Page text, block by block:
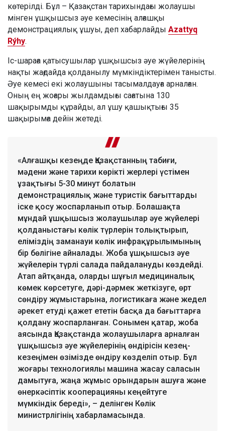
көтерілді. Бұл – Қазақстан тарихындағы жолаушы
мінген ұшқышсыз әуе кемесінің алғашқы
демонстрациялық ұшуы, деп хабарлайды Azattyq
Rýhy.
Іс-шараға қатысушылар ұшқышсыз әуе жүйелерінің
нақты жағдайда қолданылу мүмкіндіктерімен танысты.
Әуе кемесі екі жолаушыны тасымалдауға арналған.
Оның ең жоғары жылдамдығы сағатына 130
шақырымды құрайды, ал ұшу қашықтығы 35
шақырымға дейін жетеді.
«Алғашқы кезеңде Қазақстанның табиғи,
мәдени және тарихи көрікті жерлері үстімен
ұзақтығы 5-30 минут болатын
демонстрациялық және туристік бағыттарды
іске қосу жоспарланып отыр. Болашақта
мұндай ұшқышсыз жолаушылар әуе жүйелері
қолданыстағы көлік түрлерін толықтырып,
еліміздің заманауи көлік инфрақұрылымының
бір бөлігіне айналады. Жоба ұшқышсыз әуе
жүйелерін түрлі салада пайдалануды көздейді.
Атап айтқанда, оларды шұғыл медициналық
көмек көрсетуге, дәрі-дәрмек жеткізуге, өрт
сөндіру жұмыстарына, логистикаға және жедел
әрекет етуді қажет ететін басқа да бағыттарға
қолдану жоспарланған. Сонымен қатар, жоба
аясында Қазақстанда жолаушыларға арналған
ұшқышсыз әуе жүйелерінің өндірісін кезең-
кезеңімен өзімізде өндіру көзделіп отыр. Бұл
жоғары технологиялы машина жасау саласын
дамытуға, жаңа жұмыс орындарын ашуға және
өнеркәсіптік кооперацияны кеңейтуге
мүмкіндік береді», – делінген Көлік
министрлігінің хабарламасында.